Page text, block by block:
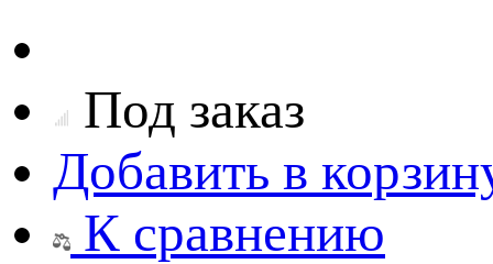
Под заказ
Добавить в
К сравнению